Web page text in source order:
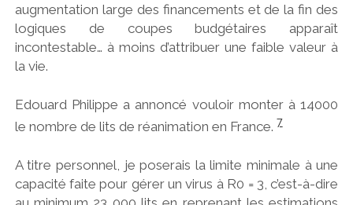
augmentation large des financements et de la fin des
logiques de coupes budgétaires apparaît
incontestable… à moins d’attribuer une faible valeur à
la vie.
Edouard Philippe a annoncé vouloir monter à 14000
le nombre de lits de réanimation en France. 7
A titre personnel, je poserais la limite minimale à une
capacité faite pour gérer un virus à R0 = 3, c’est-à-dire